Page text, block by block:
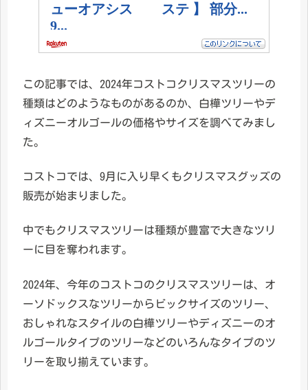
この記事では、2024年コストコクリスマスツリーの
種類はどのようなものがあるのか、白樺ツリーやデ
ィズニーオルゴールの価格やサイズを調べてみまし
た。
コストコでは、9月に入り早くもクリスマスグッズの
販売が始まりました。
中でもクリスマスツリーは種類が豊富で大きなツリ
ーに目を奪われます。
2024年、今年のコストコのクリスマスツリーは、オ
ーソドックスなツリーからビックサイズのツリー、
おしゃれなスタイルの白樺ツリーやディズニーのオ
ルゴールタイプのツリーなどのいろんなタイプのツ
リーを取り揃えています。